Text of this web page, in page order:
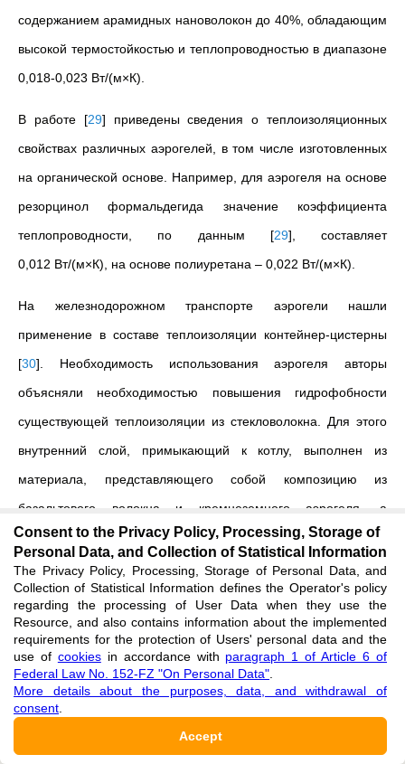
содержанием арамидных нановолокон до 40%, обладающим
высокой термостойкостью и теплопроводностью в диапазоне
0,018-0,023 Вт/(м×К).
В работе [29] приведены сведения о теплоизоляционных
свойствах различных аэрогелей, в том числе изготовленных
на органической основе. Например, для аэрогеля на основе
резорцинол формальдегида значение коэффициента
теплопроводности, по данным [29] , составляет
0,012 Вт/(м×К), на основе полиуретана – 0,022 Вт/(м×К).
На железнодорожном транспорте аэрогели нашли
применение в составе теплоизоляции контейнер-цистерны
[30] . Необходимость использования аэрогеля авторы
объясняли необходимостью повышения гидрофобности
существующей теплоизоляции из стекловолокна. Для этого
внутренний слой, примыкающий к котлу, выполнен из
материала, представляющего собой композицию из
базальтового волокна и кремнеземного аэрогеля, а
наружный слой теплоизоляции выполнен из
стекловолоконных матов. При резком перепаде температур,
например, при перемещении контейнера-цистерны с
открытого воздуха в отапливаемое производственное
помещение, на поверхности котла из влажного воздуха
конденсируется вода. Материал, представляющий собой
композицию из базальтового волокна и кремнеземного
аэрогеля, имеет низкую пористость, чем и объясняется его
Consent to the Privacy Policy, Processing, Storage of
Personal Data, and Collection of Statistical Information
The Privacy Policy, Processing, Storage of Personal Data, and
Collection of Statistical Information defines the Operator's policy
regarding the processing of User Data when they use the
Resource, and also contains information about the implemented
requirements for the protection of Users' personal data and the
use of cookiesin accordance with paragraph 1 of Article 6 of
Federal Law No. 152-FZ "On Personal Data"
More details about the purposes, data, and withdrawal of
consent
Accept